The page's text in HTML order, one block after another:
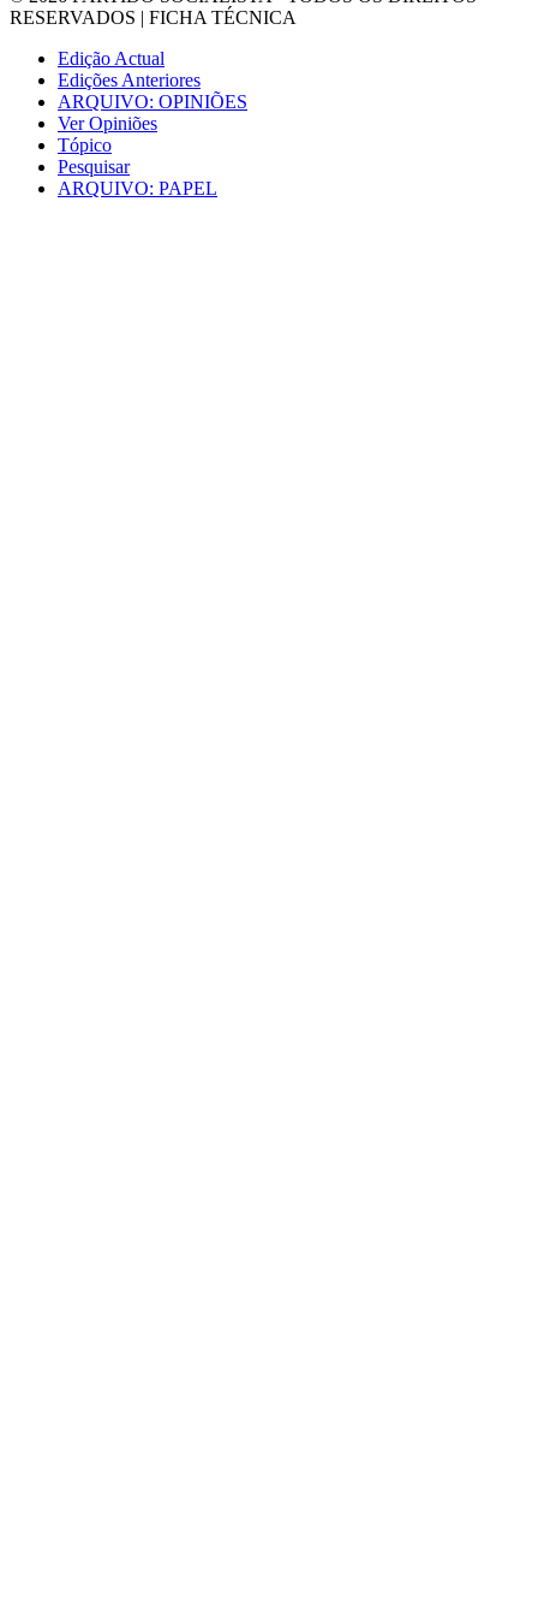
RESERVADOS | FICHA TÉCNICA
Edição Actual
Edições Anteriores
ARQUIVO: OPINIÕES
Ver Opiniões
Tópico
Pesquisar
ARQUIVO: PAPEL